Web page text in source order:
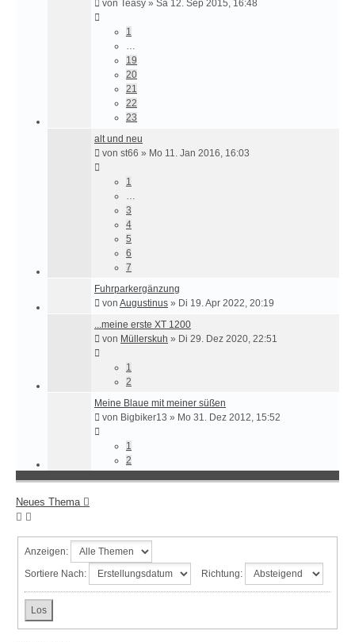
von Teasy » Sa 12. Sep 2015, 16:48
1
…
19
20
21
22
23
alt und neu
von st66 » Mo 11. Jan 2016, 16:03
1
…
3
4
5
6
7
Fuhrparkergänzung
von Augustinus » Di 19. Apr 2022, 20:19
...meine erste XT 1200
von Müllerskuh » Di 29. Dez 2020, 22:51
1
2
Meine Blaue mit meiner süßen
von Bigbiker13 » Mo 31. Dez 2012, 15:52
1
2
Neues Thema
Anzeigen:
Sortiere Nach:
Richtung: